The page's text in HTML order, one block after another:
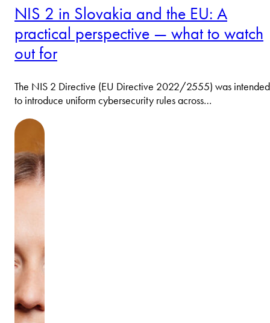
NIS 2 in Slovakia and the EU: A
practical perspective — what to watch
out for
The NIS 2 Directive (EU Directive 2022/2555) was intended
to introduce uniform cybersecurity rules across…